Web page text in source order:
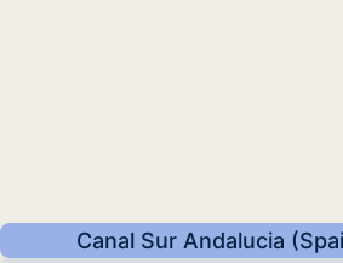
Canal Sur Andalucia